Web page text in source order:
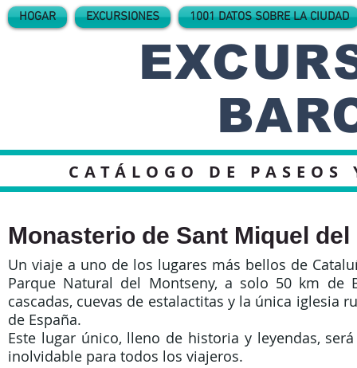
HOGAR EXCURSIONES 1001 DATOS SOBRE LA CIUDAD
CATÁLOGO DE
Monasterio de Sant Miquel del
Un viaje a uno de los lugares más bellos de
Parque Natural del Montseny, a solo 50 km de
cascadas, cuevas de estalactitas y la única iglesia
de España.
Este lugar único, lleno de historia y leyendas,
inolvidable para todos los viajeros.